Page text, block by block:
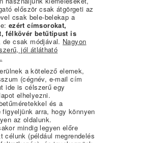
először csak átgörgeti az
csak bele-belekap a
ezért címsorokat,
félkövér betűtípust is
de csak módjával. Nagyon
jól átlátható
a kötelező elemek,
(cégnév, e-mail cím
ide is célszerű egy
elhelyezni.
és a
arra, hogy könnyen
az oldalunk.
mindig legyen előre
célunk (például megrendelés